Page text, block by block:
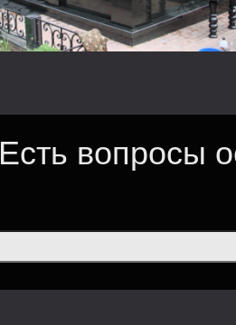
Есть вопросы